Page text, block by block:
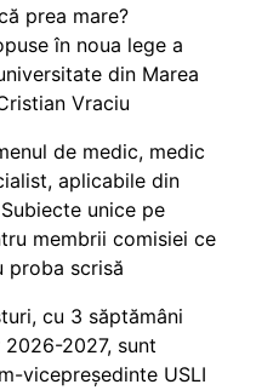
prea mare?
în noua lege a
din Marea
Vraciu
de medic, medic
aplicabile din
unice pe
membrii comisiei ce
proba scrisă
cu 3 săptămâni
2027, sunt
vicepreședinte USLI